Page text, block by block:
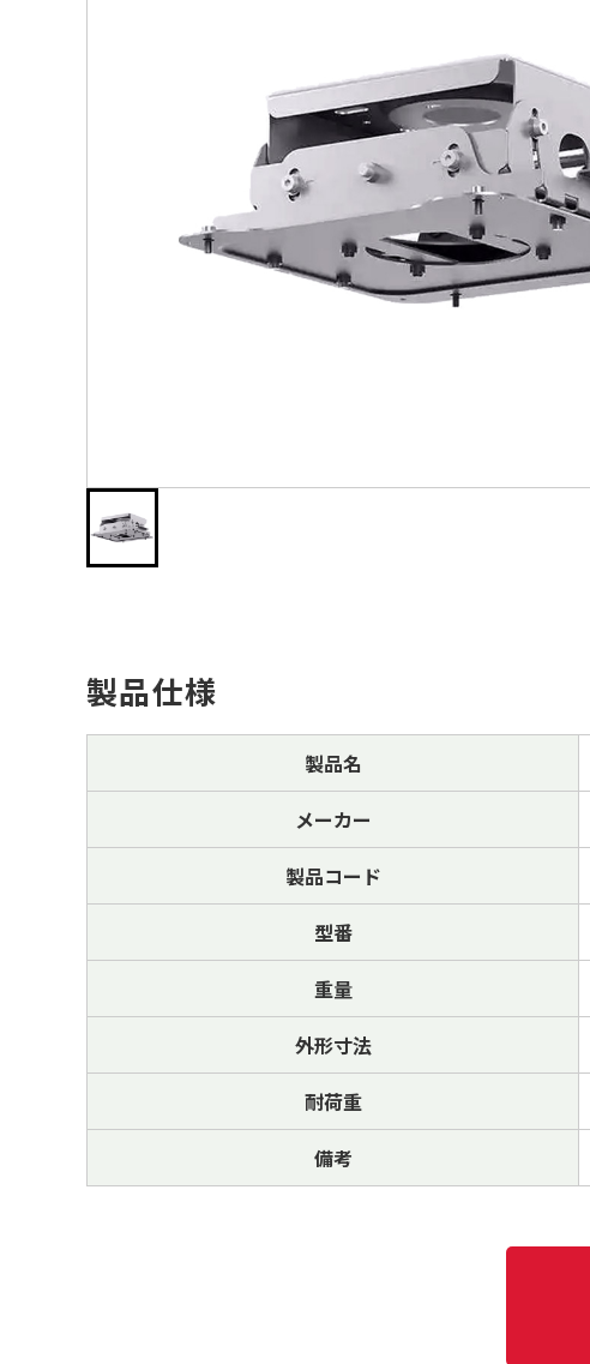
製品仕様
製品名
メーカー
製品コード
型番
重量
外形寸法
耐荷重
備考